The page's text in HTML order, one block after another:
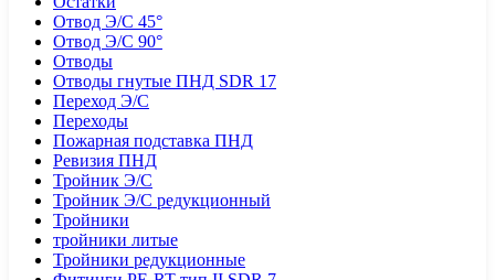
Отвод Э/С 45°
Отвод Э/С 90°
Отводы
Отводы гнутые ПНД SDR 17
Переход Э/С
Переходы
Пожарная подставка ПНД
Ревизия ПНД
Тройник Э/С
Тройник Э/С редукционный
Тройники
тройники литые
Тройники редукционные